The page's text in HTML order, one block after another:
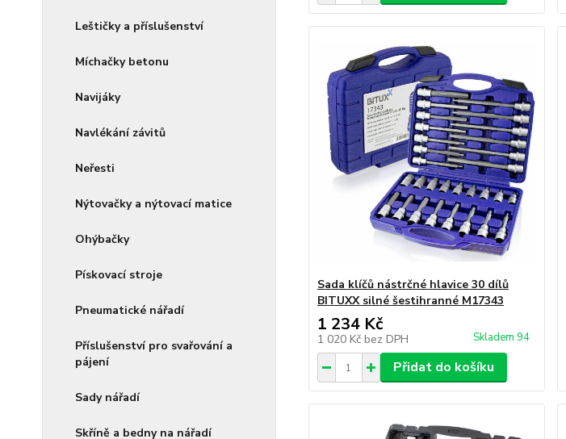
Leštičky a příslušenství
Míchačky betonu
Navijáky
Navlékání závitů
Neřesti
Nýtovačky a nýtovací matice
Ohýbačky
Pískovací stroje
Pneumatické nářadí
Příslušenství pro svařování a
pájení
Sady nářadí
Skříně a bedny na nářadí
Sada klíčů nástrčné hlavice 30 dílů
BITUXX silné šestihranné M17343
1 234 Kč
1 020 Kč bez DPH Skladem 94
Přidat do košíku